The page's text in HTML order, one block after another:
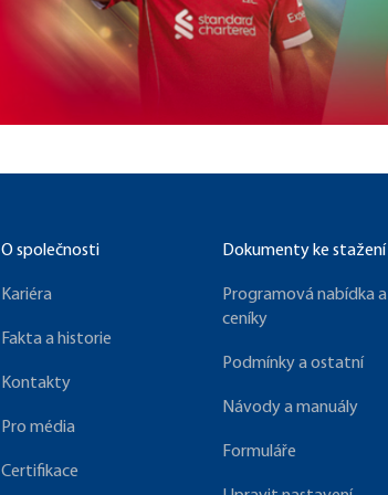
O společnosti
Kariéra
Fakta a historie
Kontakty
Pro média
Certifikace
Dokumenty ke stažení
Programová nabídka a
ceníky
Podmínky a ostatní
Návody a manuály
Formuláře